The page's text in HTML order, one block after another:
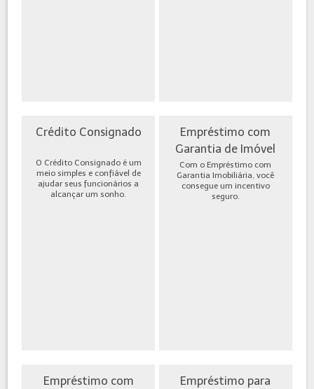
Crédito Consignado
O Crédito Consignado é um
meio simples e confiável de
ajudar seus funcionários a
alcançar um sonho.
Empréstimo com
Garantia de Imóvel
Com o Empréstimo com
Garantia Imobiliária, você
consegue um incentivo
seguro.
Empréstimo com
Empréstimo para